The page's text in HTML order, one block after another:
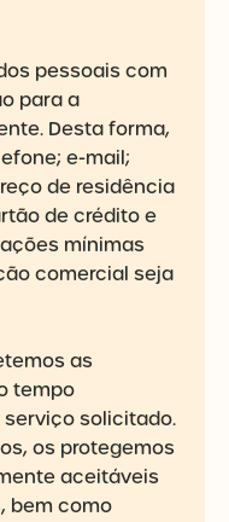
pessoais com
para a
Desta forma,
e-mail;
de residência
de crédito e
mínimas
comercial seja
as
tempo
solicitado.
os protegemos
aceitáveis
bem como